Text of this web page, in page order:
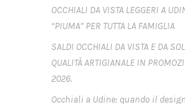
OCCHIALI DA VISTA LEGGERI A
“PIUMA” PER TUTTA LA FAMIGLIA
SALDI OCCHIALI DA VISTA E DA
QUALITÀ ARTIGIANALE IN
2026.
Occhiali a Udine: quando il